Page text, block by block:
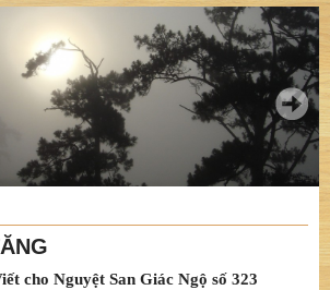
cho Nguyệt San Giác Ngộ số 323